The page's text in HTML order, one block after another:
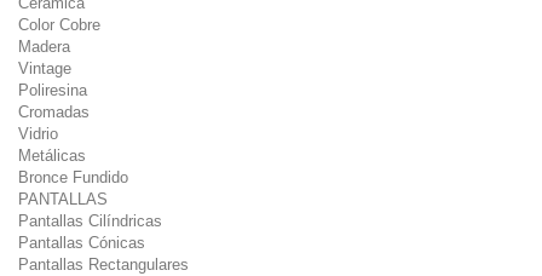
Color Cobre
Madera
Vintage
Poliresina
Cromadas
Vidrio
Metálicas
Bronce Fundido
PANTALLAS
Pantallas Cilíndricas
Pantallas Cónicas
Pantallas Rectangulares